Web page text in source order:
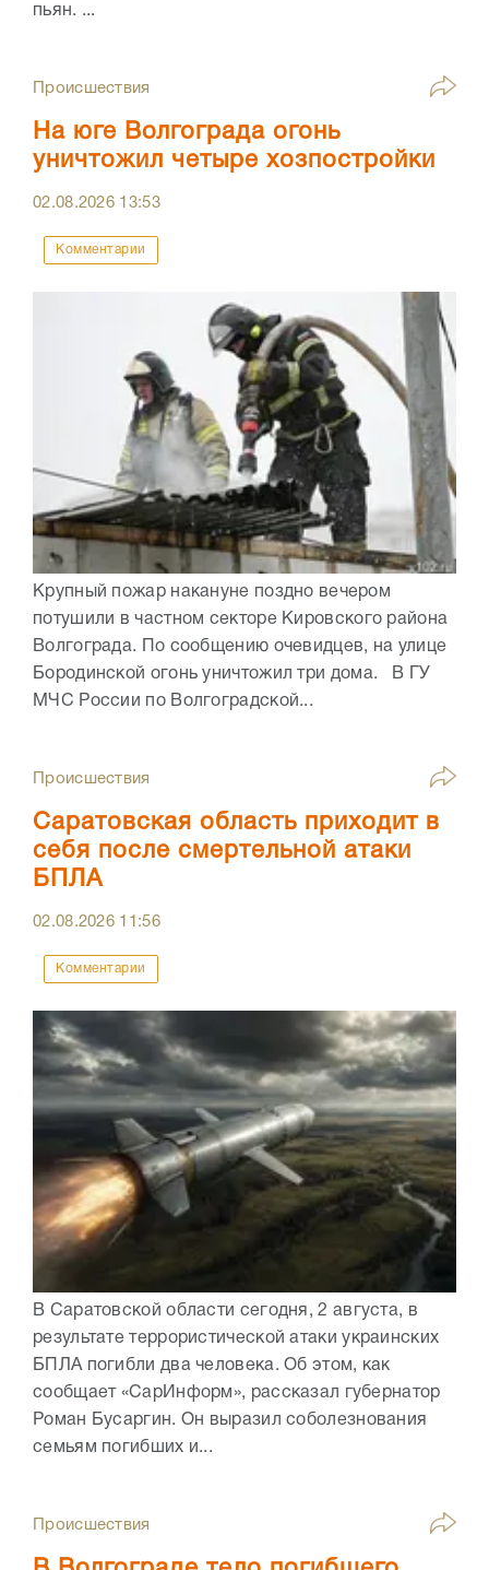
пьян. ...
Происшествия
На юге Волгограда огонь
уничтожил четыре хозпостройки
02.08.2026 13:53
Комментарии
Крупный пожар накануне поздно вечером
потушили в частном секторе Кировского района
Волгограда. По сообщению очевидцев, на улице
Бородинской огонь уничтожил три дома. В ГУ
МЧС России по Волгоградской...
Происшествия
Саратовская область приходит в
себя после смертельной атаки
БПЛА
02.08.2026 11:56
Комментарии
В Саратовской области сегодня, 2 августа, в
результате террористической атаки украинских
БПЛА погибли два человека. Об этом, как
сообщает «СарИнформ», рассказал губернатор
Роман Бусаргин. Он выразил соболезнования
семьям погибших и...
Происшествия